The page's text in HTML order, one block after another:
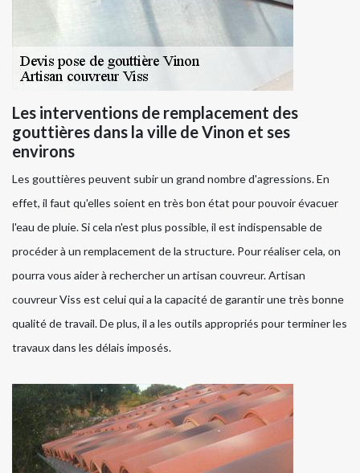
Les interventions de remplacement des
gouttières dans la ville de Vinon et ses
environs
Les gouttières peuvent subir un grand nombre d'agressions. En
effet, il faut qu'elles soient en très bon état pour pouvoir évacuer
l'eau de pluie. Si cela n'est plus possible, il est indispensable de
procéder à un remplacement de la structure. Pour réaliser cela, on
pourra vous aider à rechercher un artisan couvreur. Artisan
couvreur Viss est celui qui a la capacité de garantir une très bonne
qualité de travail. De plus, il a les outils appropriés pour terminer les
travaux dans les délais imposés.